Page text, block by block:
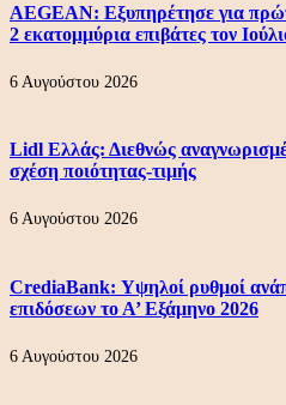
AEGEAN: Εξυπηρέτησε για
2 εκατομμύρια επιβάτες τον
6 Αυγούστου 2026
Lidl Ελλάς: Διεθνώς
σχέση ποιότητας-τιμής
6 Αυγούστου 2026
CrediaBank: Υψηλοί ρυθμοί
επιδόσεων το Α’ Εξάμηνο 2026
6 Αυγούστου 2026